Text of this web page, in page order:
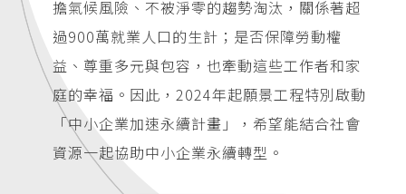
擔氣候風險、不被淨零的趨勢淘汰，關係著超
過900萬就業人口的生計；是否保障勞動權
益、尊重多元與包容，也牽動這些工作者和家
庭的幸福。因此，2024年起願景工程特別啟動
「中小企業加速永續計畫」，希望能結合社會
資源一起協助中小企業永續轉型。